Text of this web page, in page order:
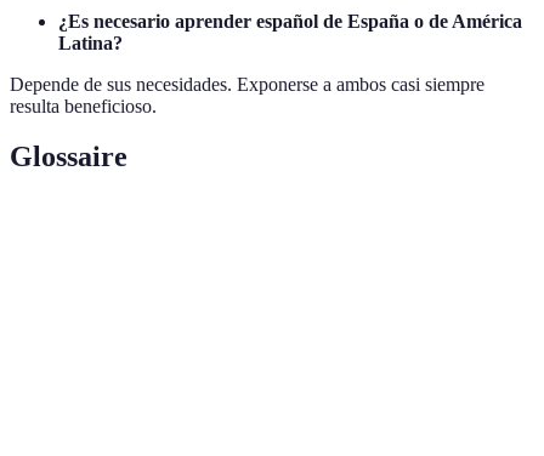
¿Es necesario aprender español de España o de América
Latina?
Depende de sus necesidades. Exponerse a ambos casi siempre
resulta beneficioso.
Glossaire